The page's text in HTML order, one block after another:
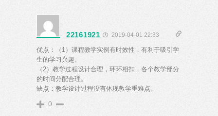
22161921 2019-04-01 22:33
优点：（1）课程教学实例有时效性，有利于吸引学
生的学习兴趣。
（2）教学过程设计合理，环环相扣，各个教学部分
的时间分配合理。
缺点：教学设计过程没有体现教学重难点。
0